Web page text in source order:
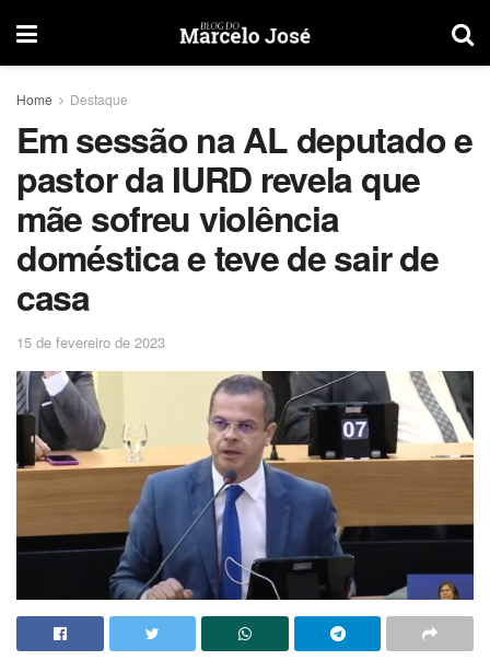
Home Destaque
Em sessão na AL deputado e
pastor da IURD revela que
mãe sofreu violência
doméstica e teve de sair de
casa
15 de fevereiro de 2023